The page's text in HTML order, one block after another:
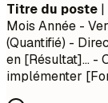
Titre du poste |
Mois Année -
(Quantifié) -
en [Résultat]... -
implémenter